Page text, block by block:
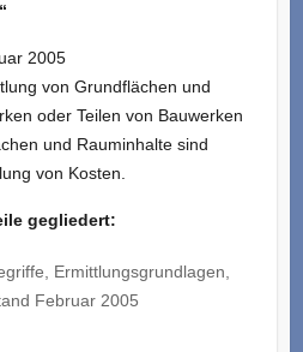
2005
von Grundflächen und
oder Teilen von Bauwerken
und Rauminhalte sind
von Kosten.
gegliedert:
Ermittlungsgrundlagen,
Februar 2005